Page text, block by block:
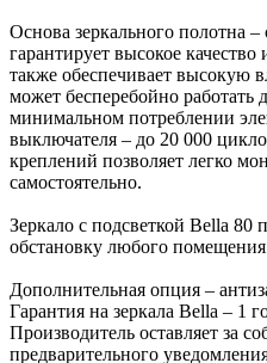
Основа зеркального полотна –
гарантирует высокое
также обеспечивает высокую
может бесперебойно работать
минимальном потреблении
выключателя – до 20 000
креплений позволяет легко
самостоятельно.
Зеркало с подсветкой Bella 80
обстановку любого
Дополнительная опция –
Гарантия на зеркала Bella – 1
Производитель оставляет за
предварительного